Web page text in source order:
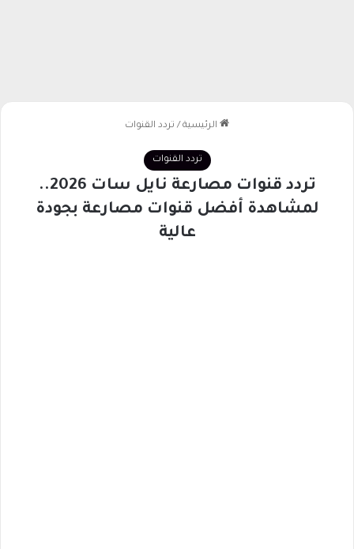
الرئيسية / تردد القنوات
تردد القنوات
تردد قنوات مصارعة نايل سات 2026..
لمشاهدة أفضل قنوات مصارعة بجودة
عالية